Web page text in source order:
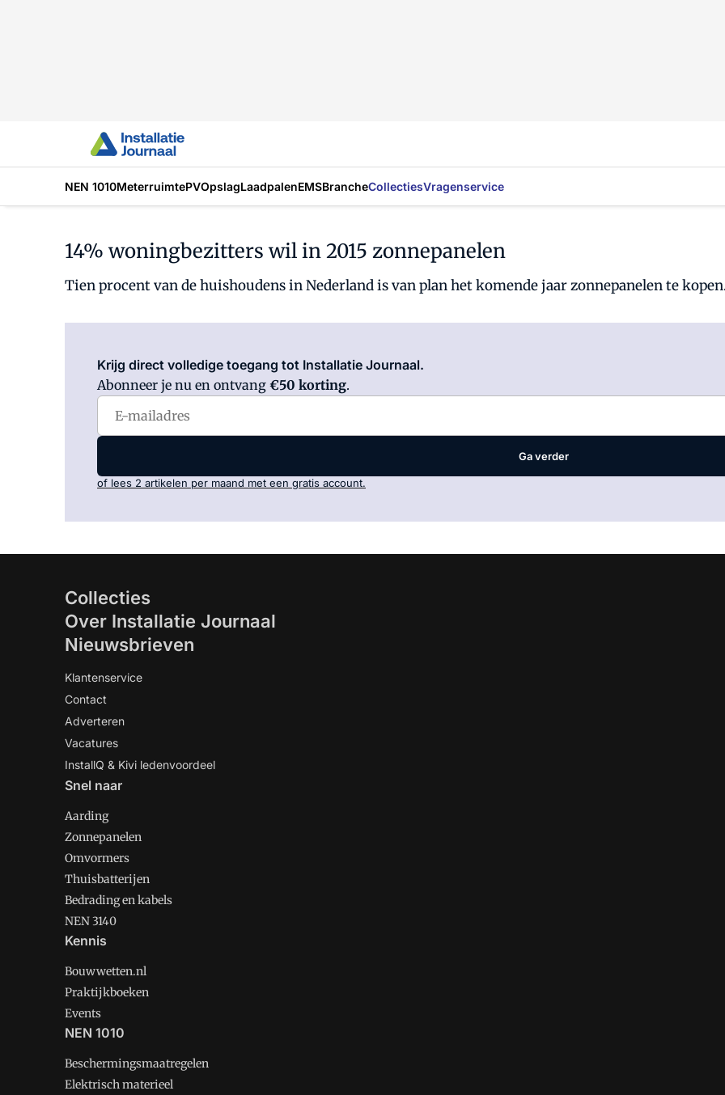
NEN 1010MeterruimtePVOpslagLaadpalenEMSBrancheCollectiesVragenservice
14% woningbezitters wil in 2015 zonnepanelen
Tien procent van de huishoudens in Nederland is van plan het komende jaar zonnepanelen te
Krijg direct volledige toegang tot Installatie Journaal.
Abonneer je nu en ontvang €50 korting.
Ga verder
of lees 2 artikelen per maand met een gratis account.
Collecties
Over Installatie Journaal
Nieuwsbrieven
Klantenservice
Contact
Adverteren
Vacatures
InstallQ & Kivi ledenvoordeel
Snel naar
Aarding
Zonnepanelen
Omvormers
Thuisbatterijen
Bedrading en kabels
NEN 3140
Kennis
Bouwwetten.nl
Praktijkboeken
Events
NEN 1010
Beschermingsmaatregelen
Elektrisch materieel